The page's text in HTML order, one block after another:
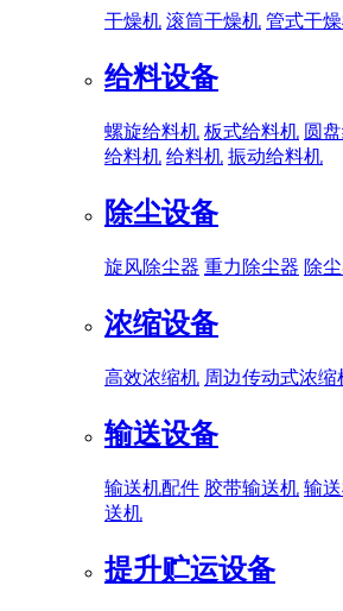
干燥机 滚筒干燥机 管式干
给料设备
螺旋给料机 板式给料机 圆
给料机 给料机 振动给料机
除尘设备
旋风除尘器 重力除尘器 除
浓缩设备
高效浓缩机 周边传动式浓缩
输送设备
输送机配件 胶带输送机 输
送机
提升贮运设备